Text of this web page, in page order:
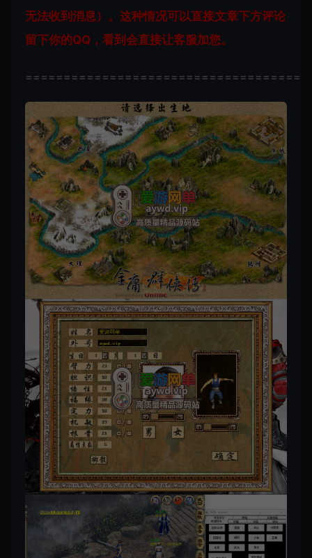
无法收到消息）。这种情况可以直接文章下方评论
留下你的QQ，看到会直接让客服加您。